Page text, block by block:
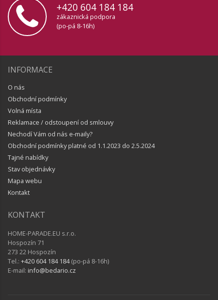
+420 604 184 184
zákaznická podpora
(po-pá 8-16h)
INFORMACE
O nás
Obchodní podmínky
Volná místa
Reklamace / odstoupení od smlouvy
Nechodí Vám od nás e-maily?
Obchodní podmínky platné od 1.1.2023 do 2.5.2024
Tajné nabídky
Stav objednávky
Mapa webu
Kontakt
KONTAKT
HOME-PARADE.EU s.r.o.
Hospozín 71
273 22 Hospozín
Tel.: +420 604 184 184(po-pá 8-16h)
E-mail: info@bedario.cz